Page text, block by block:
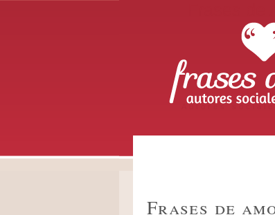
Autores
Frases de